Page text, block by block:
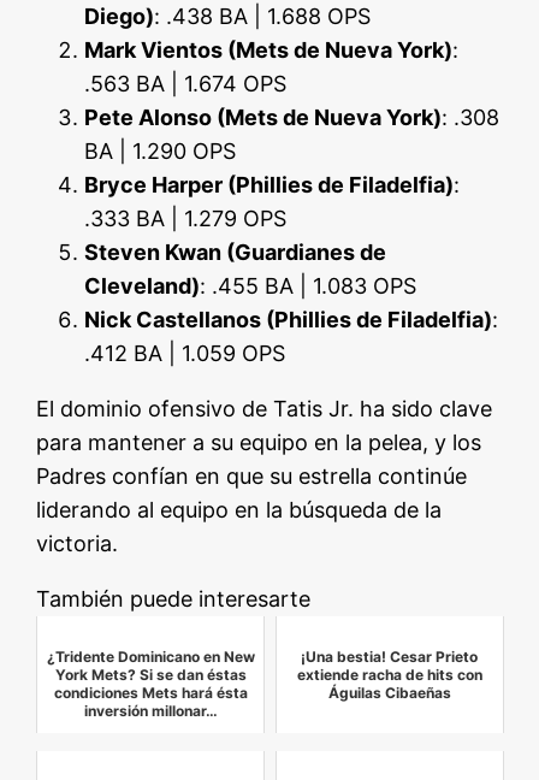
Diego): .438 BA | 1.688 OPS
Mark Vientos (Mets de Nueva York):
.563 BA | 1.674 OPS
Pete Alonso (Mets de Nueva York): .308
BA | 1.290 OPS
Bryce Harper (Phillies de Filadelfia):
.333 BA | 1.279 OPS
Steven Kwan (Guardianes de
Cleveland): .455 BA | 1.083 OPS
Nick Castellanos (Phillies de Filadelfia):
.412 BA | 1.059 OPS
El dominio ofensivo de Tatis Jr. ha sido clave
para mantener a su equipo en la pelea, y los
Padres confían en que su estrella continúe
liderando al equipo en la búsqueda de la
victoria.
También puede interesarte
¿Tridente Dominicano en New
York Mets? Si se dan éstas
condiciones Mets hará ésta
inversión millonar…
¡Una bestia! Cesar Prieto
extiende racha de hits con
Águilas Cibaeñas